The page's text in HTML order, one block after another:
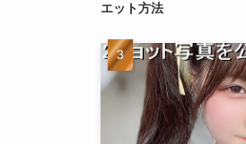
エット方法